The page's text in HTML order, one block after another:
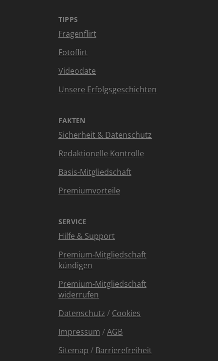
TIPPS
Fragenflirt
Fotoflirt
Videodate
Unsere Erfolgsgeschichten
FAKTEN
Sicherheit & Datenschutz
Redaktionelle Kontrolle
Basis-Mitgliedschaft
Premiumvorteile
SERVICE
Hilfe & Support
Premium-Mitgliedschaft
kündigen
Premium-Mitgliedschaft
widerrufen
Datenschutz / Cookies
Impressum /AGB
Sitemap / Barrierefreiheit